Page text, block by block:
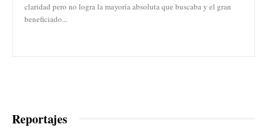
claridad pero no logra la mayoría absoluta que buscaba y el gran
beneficiado...
Reportajes